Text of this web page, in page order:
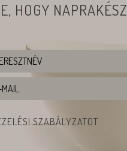
HOGY NAPRAKÉSZ
SZABÁLYZATOT